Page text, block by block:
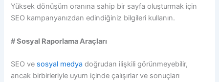
Yüksek dönüşüm oranına sahip bir sayfa oluşturmak için
SEO kampanyanızdan edindiğiniz bilgileri kullanın.
# Sosyal Raporlama Araçları
SEO ve sosyal medya doğrudan ilişkili görünmeyebilir,
ancak birbirleriyle uyum içinde çalışırlar ve sonuçları